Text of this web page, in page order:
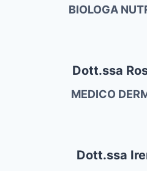
BIOLOGA
Dott.ssa
MEDICO
Dott.ssa